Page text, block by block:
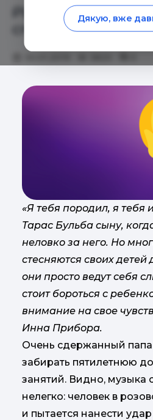
руках, когда за
стыдно
«Я тебя породил, я тебя
Тарас Бульба сыну,
неловко за него. Но
стесняются своих детей
они просто ведут себя
стоит бороться с
внимание на свое
Инна Прибора.
Очень сдержанный
забирать пятилетнюю
занятий. Видно, музыка
нелегко: человек в
и пытается нанести
Дякую, вже